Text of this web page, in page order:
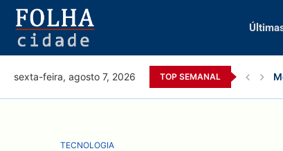
sexta-feira, agosto 7, 2026 TOP SEMANAL
TECNOLOGIA